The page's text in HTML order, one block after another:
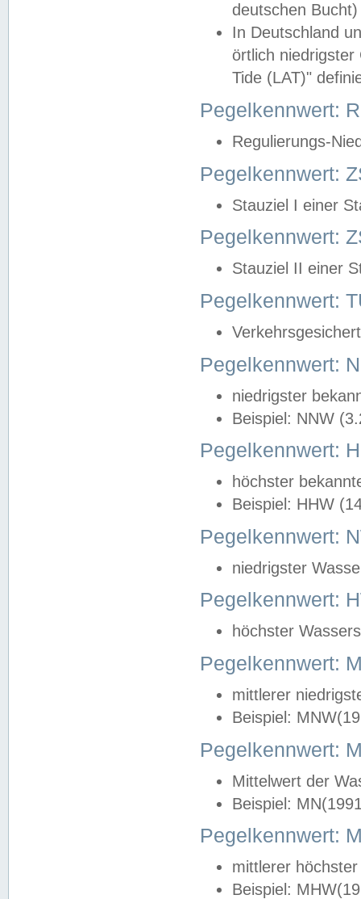
deutschen
In Deutschland
örtlich
Tide (LAT)"
Pegelkennwert:
Regulierungs-
Pegelkennwert:
Stauziel I einer
Pegelkennwert:
Stauziel II einer
Pegelkennwert:
Pegelkennwert:
niedrigster
Beispiel: NNW
Pegelkennwert:
höchster
Beispiel: HHW
Pegelkennwert:
niedrigster
Pegelkennwert:
höchster
Pegelkennwert:
mittlerer
Beispiel:
Pegelkennwert:
Mittelwert der
Beispiel:
Pegelkennwert:
mittlerer
Beispiel: